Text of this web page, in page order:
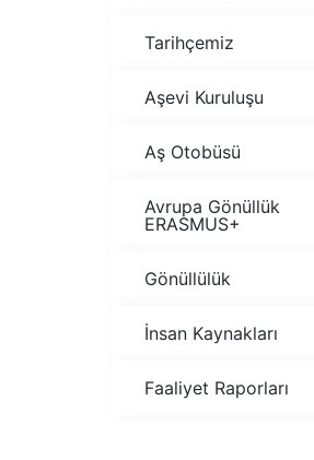
Tarihçemiz
Aşevi Kuruluşu
Aş Otobüsü
Avrupa Gönüllük
ERASMUS+
Gönüllülük
İnsan Kaynakları
Faaliyet Raporları